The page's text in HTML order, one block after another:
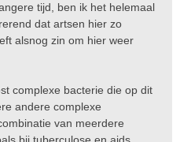
tijd, ben ik het helemaal
dat artsen hier zo
alsnog zin om hier weer
complexe bacterie die op dit
andere complexe
van meerdere